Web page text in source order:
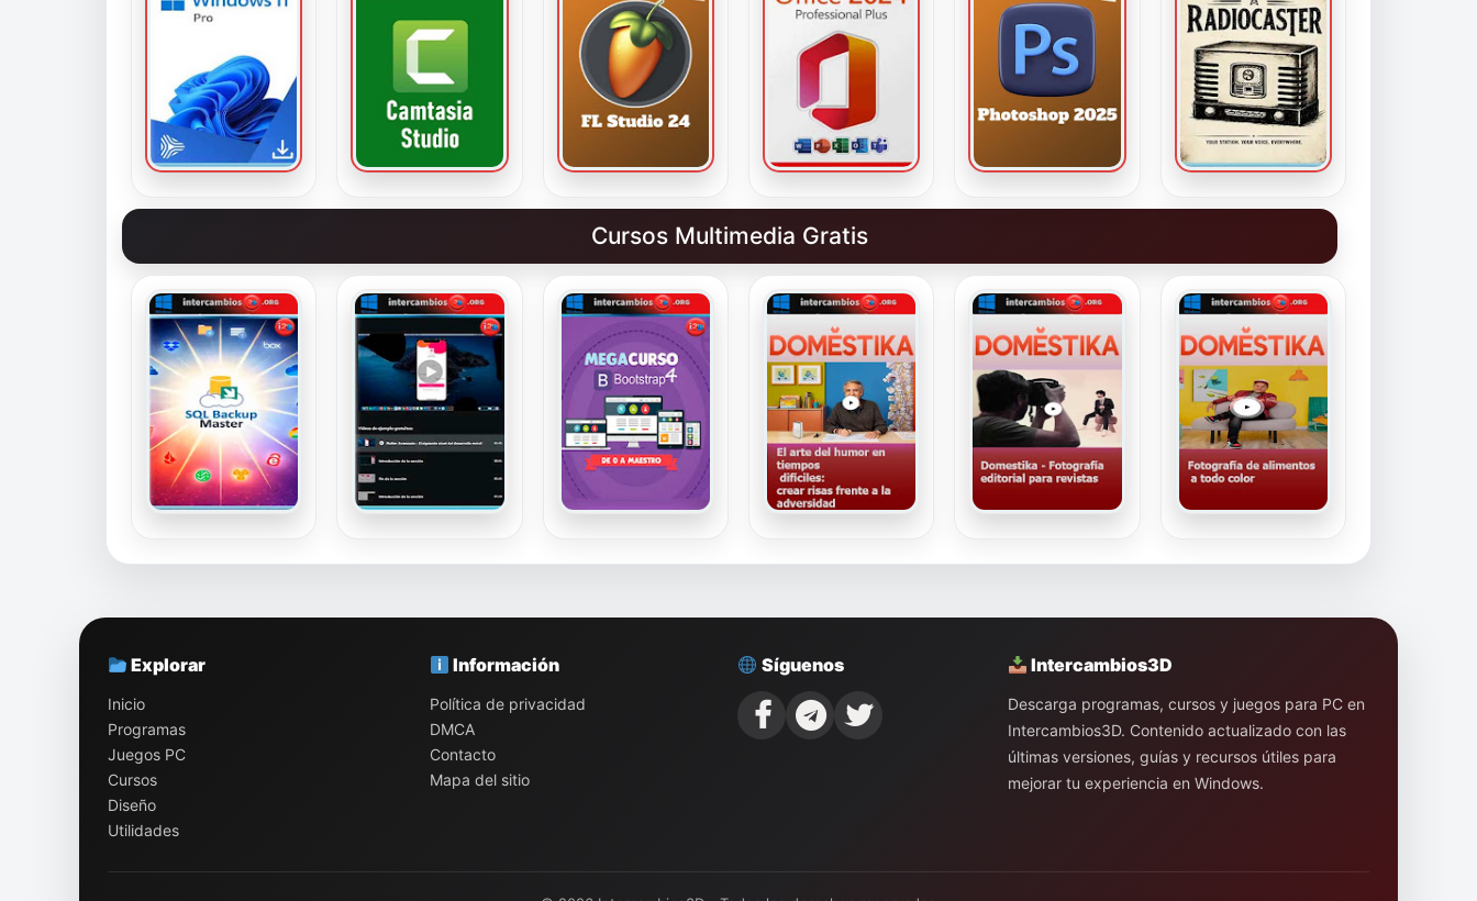
Cursos Multimedia Gratis
Explorar
Inicio
Programas
Juegos PC
Cursos
Diseño
Utilidades
Información
Política de privacidad
DMCA
Contacto
Mapa del sitio
Síguenos Intercambios3D
Descarga programas, cursos y juegos para PC en
Intercambios3D. Contenido actualizado con las
últimas versiones, guías y recursos útiles para
mejorar tu experiencia en Windows.